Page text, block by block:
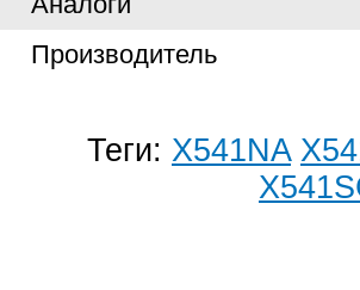
Производитель
Теги: X541NA